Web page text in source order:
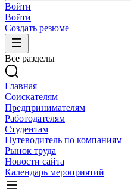
Войти
Войти
Создать резюме
Все разделы
Главная
Соискателям
Предпринимателям
Работодателям
Студентам
Путеводитель по компаниям
Рынок труда
Новости сайта
Календарь мероприятий